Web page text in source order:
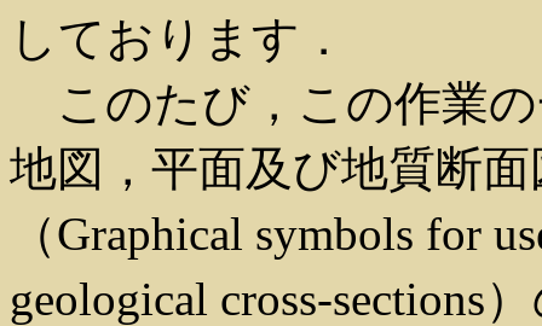
しております．
このたび，この作業の
地図，平面及び地質断
（Graphical symbols for
geological cross-sections